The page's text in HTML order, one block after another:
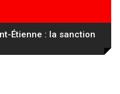
Étienne : la sanction